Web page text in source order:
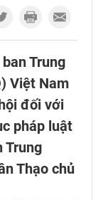
Trung
Việt Nam
đối với
pháp luật
Trung
Thạo chủ